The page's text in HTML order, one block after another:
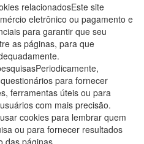
relacionadosEste site
eletrônico ou pagamento e
para garantir que seu
as páginas, para que
para fornecer
ferramentas úteis ou para
com mais precisão.
cookies para lembrar quem
ou para fornecer resultados
das páginas.